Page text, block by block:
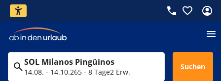
SOL Milanos Pingüinos
14.08. - 14.10.265 - 8 Tage2 Erw.
Suchen